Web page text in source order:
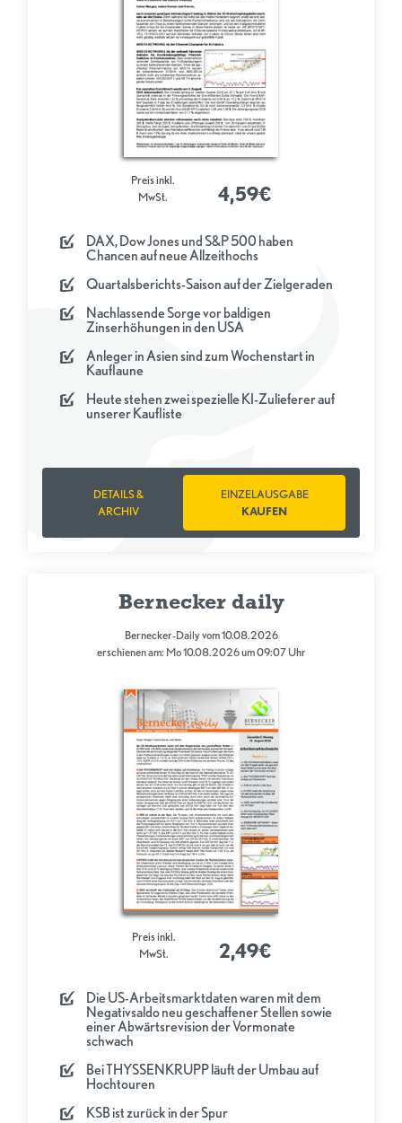
DAX, Dow Jones und S&P 500 haben
Chancen auf neue Allzeithochs
Quartalsberichts-Saison auf der Zielgeraden
Nachlassende Sorge vor baldigen
Zinserhöhungen in den USA
Anleger in Asien sind zum Wochenstart in
Kauflaune
Heute stehen zwei spezielle KI-Zulieferer auf
unserer Kaufliste
Preis inkl.
MwSt.
4,59€
DETAILS &
ARCHIV
EINZELAUSGABE
KAUFEN
Bernecker daily
Bernecker-Daily vom 10.08.2026
erschienen am: Mo 10.08.2026 um 09:07 Uhr
Die US-Arbeitsmarktdaten waren mit dem
Negativsaldo neu geschaffener Stellen sowie
einer Abwärtsrevision der Vormonate
schwach
Bei THYSSENKRUPP läuft der Umbau auf
Hochtouren
KSB ist zurück in der Spur
Preis inkl.
MwSt.
2,49€